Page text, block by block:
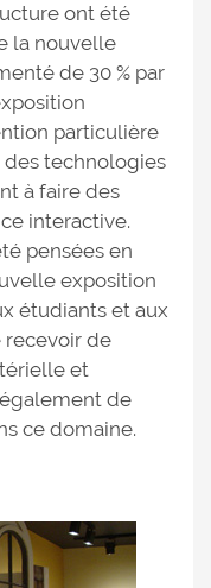
ont été
la nouvelle
de 30 % par
particulière
des technologies
à faire des
interactive.
pensées en
exposition
étudiants et aux
recevoir de
et
de
ce domaine.